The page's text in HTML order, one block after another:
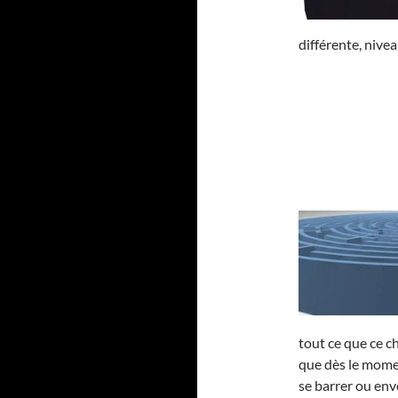
différente,
tout ce que ce
que dès le
se barrer ou